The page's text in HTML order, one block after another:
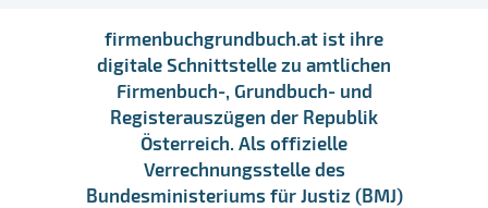
firmenbuchgrundbuch.at ist ihre
digitale Schnittstelle zu amtlichen
Firmenbuch-, Grundbuch- und
Registerauszügen der Republik
Österreich. Als offizielle
Verrechnungsstelle des
Bundesministeriums für Justiz (BMJ)